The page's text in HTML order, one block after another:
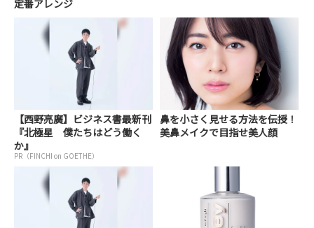
定番アレンジ
【西野亮廣】ビジネス書最新刊
『北極星 僕たちはどう働く
か』
PR（FINCHI on GOETHE）
鼻を小さく見せる方法を伝授！
美鼻メイクで目指せ美人顔